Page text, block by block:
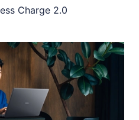
Charge 2.0